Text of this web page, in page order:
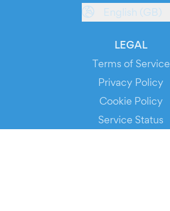
English (GB)
LEGAL
Terms of Service
Privacy Policy
Cookie Policy
Service Status